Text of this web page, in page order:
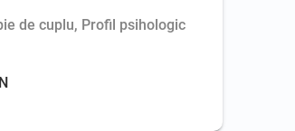
de cuplu, Profil psihologic